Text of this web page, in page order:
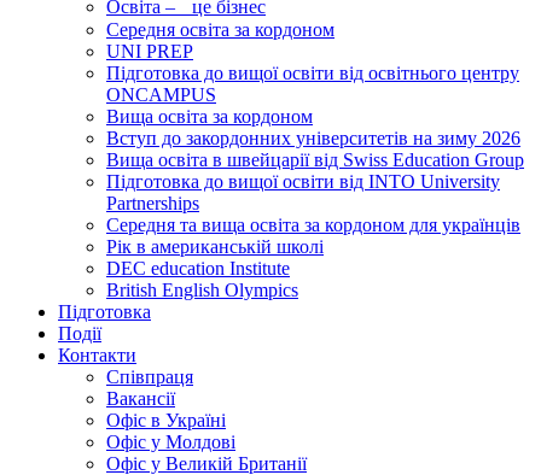
Освіта – це бізнес
Середня освіта за кордоном
UNI PREP
Підготовка до вищої освіти від освітнього центру
ONCAMPUS
Вища освіта за кордоном
Вступ до закордонних університетів на зиму 2026
Вища освіта в швейцарії від Swiss Education Group
Підготовка до вищої освіти від INTO University
Partnerships
Середня та вища освіта за кордоном для українців
Рік в американській школі
DEC education Institute
British English Olympics
Підготовка
Події
Контакти
Співпраця
Вакансії
Офіс в Україні
Офіс у Молдові
Офіс у Великій Британії